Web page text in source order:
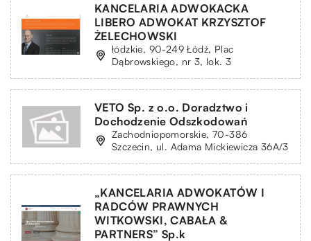
KANCELARIA ADWOKACKA
LIBERO ADWOKAT KRZYSZTOF
ŻELECHOWSKI
łódzkie, 90-249 Łódź, Plac
Dąbrowskiego, nr 3, lok. 3
VETO Sp. z o.o. Doradztwo i
Dochodzenie Odszkodowań
Zachodniopomorskie, 70-386
Szczecin, ul. Adama Mickiewicza 36A/3
„KANCELARIA ADWOKATÓW I
RADCÓW PRAWNYCH
WITKOWSKI, CABAŁA &
PARTNERS” Sp.k